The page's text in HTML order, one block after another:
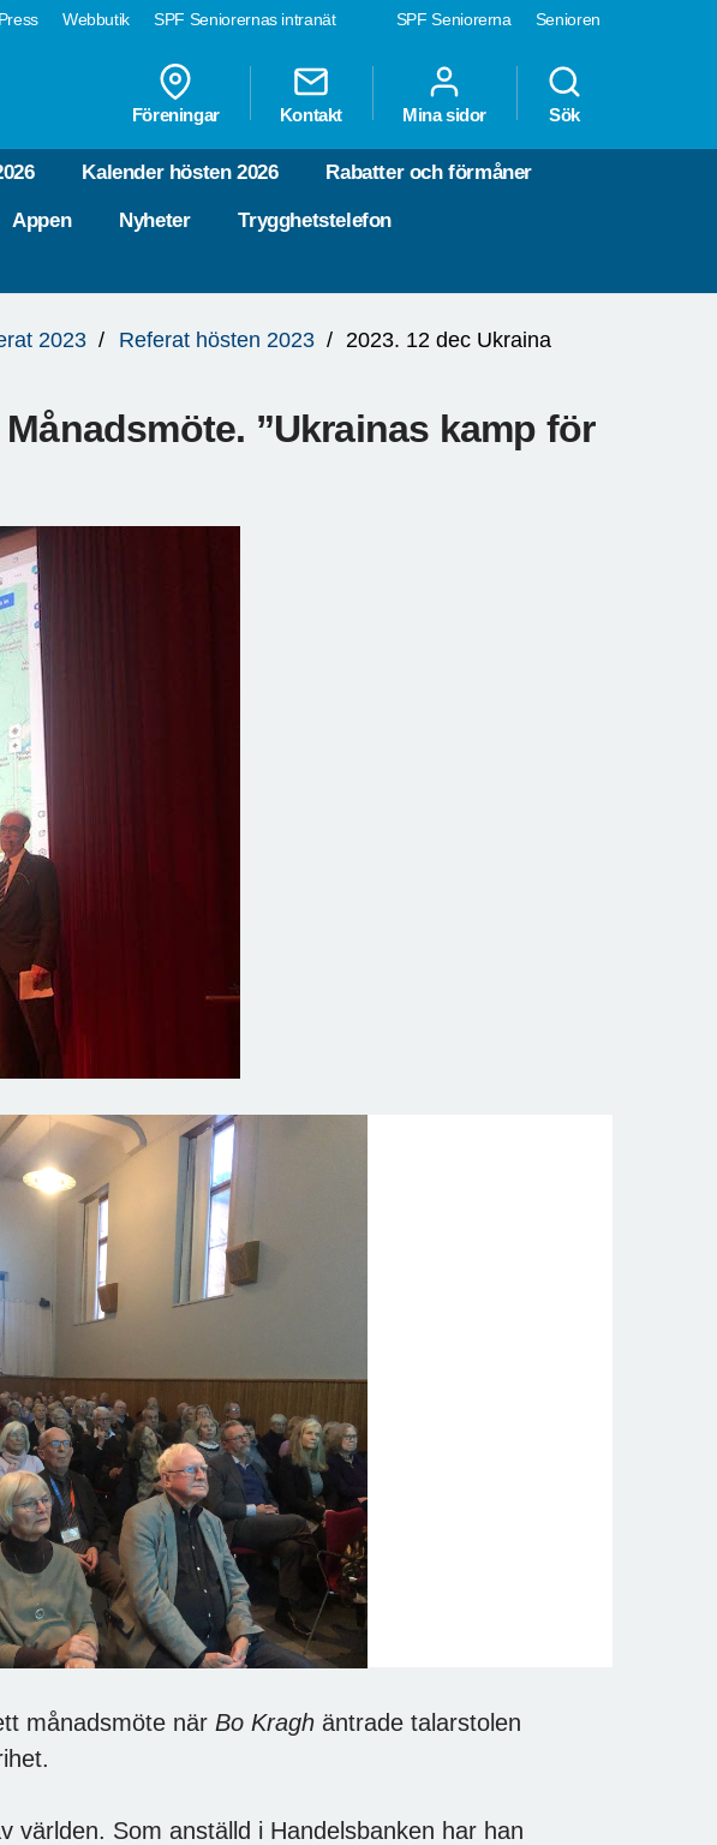
SPF Seniorerna Senioren
Press Webbutik SPF Seniorernas intranät
Föreningar Kontakt Mina sidor Sök
Kalender hösten 2026 Rabatter och förmåner
Appen Nyheter Trygghetstelefon
2023 Referat hösten 2023 2023. 12 dec Ukraina
”Ukrainas kamp för
månadsmöte när Bo Kragh äntrade talarstolen
världen. Som anställd i Handelsbanken har han